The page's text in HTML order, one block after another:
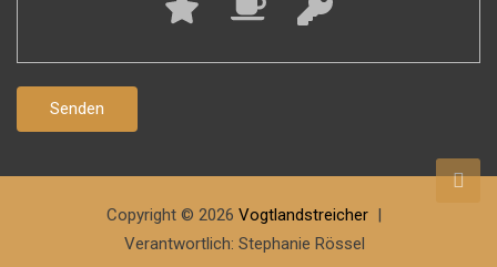
Copyright © 2026 Vogtlandstreicher
Verantwortlich: Stephanie Rössel